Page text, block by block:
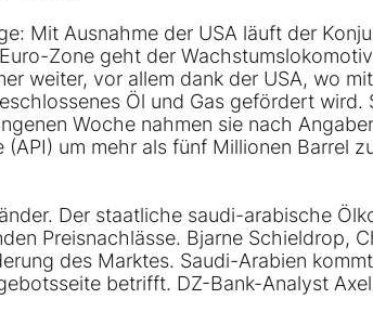
Mit Ausnahme der USA läuft der
Zone geht der
weiter, vor allem dank der USA, wo
Öl und Gas gefördert wird.
Woche nahmen sie nach
um mehr als fünf Millionen Barrel
Der staatliche saudi-arabische
Preisnachlässe. Bjarne Schieldrop,
des Marktes. Saudi-Arabien
betrifft. DZ-Bank-Analyst